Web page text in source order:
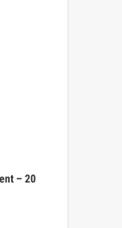
– 20